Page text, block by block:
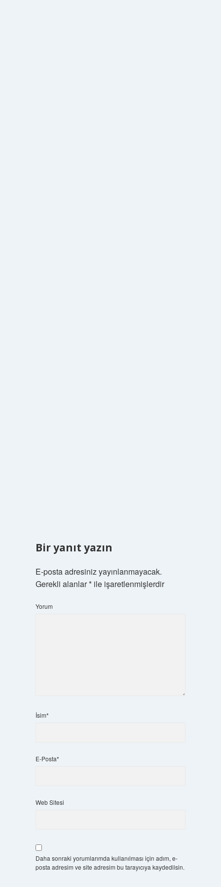
Bir yanıt yazın
E-posta adresiniz yayınlanmayacak.
Gerekli alanlar*ile işaretlenmişlerdir
Yorum
İsim*
E-Posta*
Web Sitesi
Daha sonraki yorumlarımda kullanılması için adım, e-
posta adresim ve site adresim bu tarayıcıya kaydedilsin.